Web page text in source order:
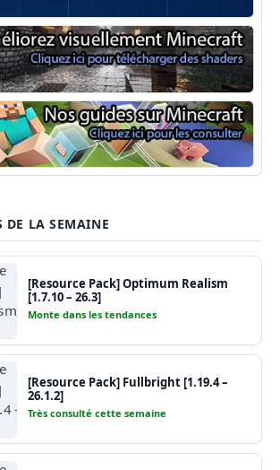
DE LA SEMAINE
[Resource Pack] Optimum Realism
[1.7.10 – 26.3]
Monte dans les tendances
[Resource Pack] Fullbright [1.19.4 –
26.1.2]
Très consulté cette semaine